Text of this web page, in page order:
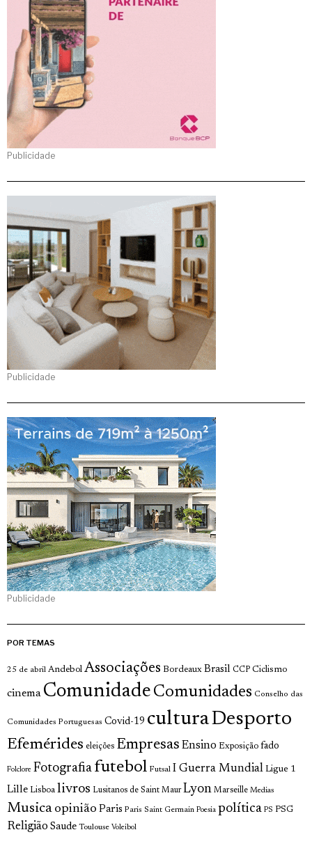
Publicidade
Publicidade
Publicidade
POR TEMAS
25 de abril Andebol Associações Bordeaux Brasil CCP Ciclismo
cinema Comunidade Comunidades Conselho das
Comunidades Portuguesas Covid-19 culturaDesporto
Efemérides eleições Empresas Ensino Exposição fado
Folclore Fotografia futebol Futsal I Guerra Mundial Ligue 1
Lille Lisboa livros Lusitanos de Saint Maur Lyon Marseille Medias
Musica opinião Paris Paris Saint Germain Poesia política PS PSG
Religião Saude Toulouse Voleibol